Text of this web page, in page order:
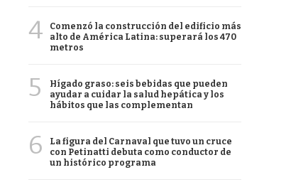
4
Comenzó la construcción del edificio más
alto de América Latina: superará los 470
metros
5
Hígado graso: seis bebidas que pueden
ayudar a cuidar la salud hepática y los
hábitos que las complementan
6
La figura del Carnaval que tuvo un cruce
con Petinatti debuta como conductor de
un histórico programa